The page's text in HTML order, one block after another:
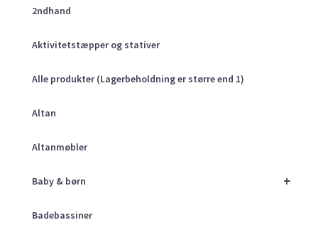
2ndhand
Aktivitetstæpper og stativer
Alle produkter (Lagerbeholdning er større end 1)
Altan
Altanmøbler
+
Baby & børn
Badebassiner